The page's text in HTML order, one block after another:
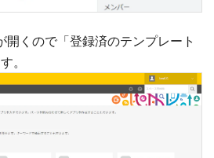
くので「登録済のテンプレート
。